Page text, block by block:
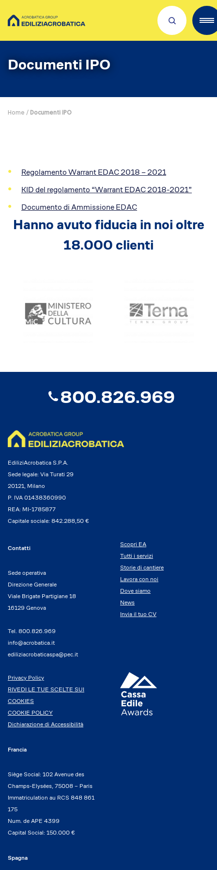
Scopri Acrobatica
Investors
Il nostro franchising
Qualità e sicurezza
Dicono di Acrobatica
Documenti IPO
Home / Documenti IPO
Regolamento Warrant EDAC 2018 – 2021
KID del regolamento “Warrant EDAC 2018-2021”
Documento di Ammissione EDAC
Hanno avuto fiducia in noi oltre
18.000 clienti
800.826.969
EdiliziAcrobatica S.P.A.
Sede legale: Via Turati 29
20121, Milano
P. IVA 01438360990
REA: MI-1785877
Capitale sociale: 842.288,50 €
Contatti
Sede operativa
Direzione Generale
Viale Brigate Partigiane 18
16129 Genova
Tel. 800.826.969
info@acrobatica.it
ediliziacrobaticaspa@pec.it
Scopri EA
Tutti i servizi
Storie di cantiere
Lavora con noi
Dove siamo
News
Invia il tuo CV
Privacy Policy
RIVEDI LE TUE SCELTE SUI
COOKIES
COOKIE POLICY
Dichiarazione di Accessibilità
Francia
Siège Social: 102 Avenue des
Champs-Elysées, 75008 – Paris
Immatriculation au RCS 848 861
175
Num. de APE 4399
Capital Social: 150.000 €
Spagna